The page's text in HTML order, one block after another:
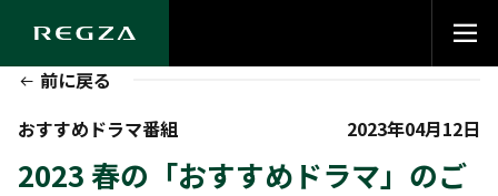
前に戻る
おすすめドラマ番組
2023年04月12日
2023 春の「おすすめドラマ」のご